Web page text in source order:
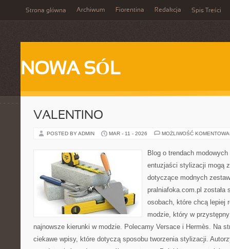
Strona główna Archiwum Fiorentina Redakcja Spis Treści
NOWA SÓL
VALENTINO
POSTED BY ADMIN MAR - 11 - 2026 MOŻLIWOŚĆ
Blog o trendach
entuzjaści stylizacji mogą
dotyczące modnych
pralniafoka.com.pl została
osobach, które chcą lepiej
modzie, który w
najnowsze kierunki w modzie. Polecamy Versace i Hermès. Na
ciekawe wpisy, które dotyczą sposobu tworzenia stylizacji.